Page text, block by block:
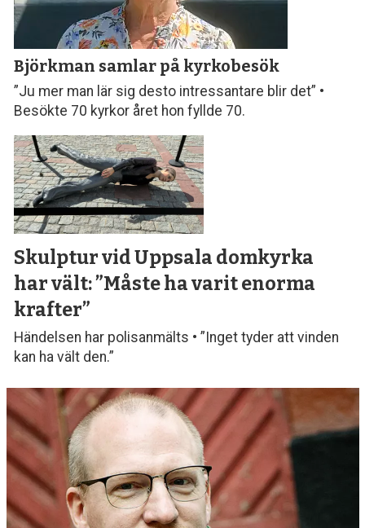
Björkman samlar på kyrkobesök
”Ju mer man lär sig desto intressantare blir det” •
Besökte 70 kyrkor året hon fyllde 70.
Skulptur vid Uppsala domkyrka
har vält: ”Måste ha varit enorma
krafter”
Händelsen har polisanmälts • ”Inget tyder att vinden
kan ha vält den.”